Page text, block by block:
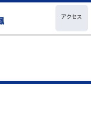
アクセス